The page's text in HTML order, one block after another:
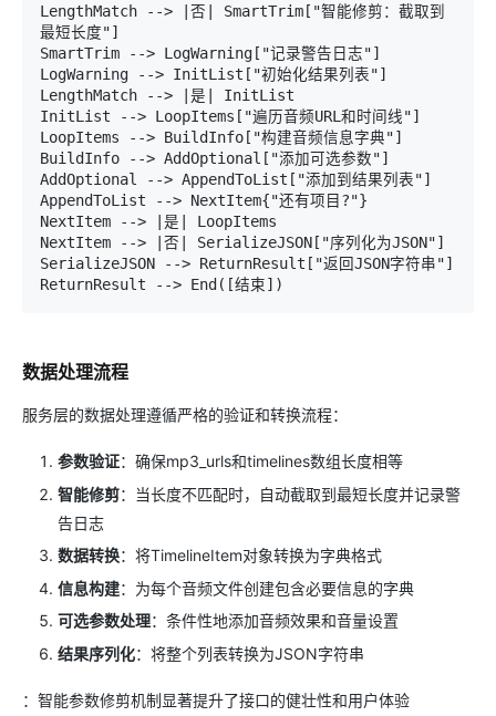
LengthMatch --> |否| SmartTrim["智能修剪：截取到
最短长度"]
SmartTrim --> LogWarning["记录警告日志"]
LogWarning --> InitList["初始化结果列表"]
LengthMatch --> |是| InitList
InitList --> LoopItems["遍历音频URL和时间线"]
LoopItems --> BuildInfo["构建音频信息字典"]
BuildInfo --> AddOptional["添加可选参数"]
AddOptional --> AppendToList["添加到结果列表"]
AppendToList --> NextItem{"还有项目?"}
NextItem --> |是| LoopItems
NextItem --> |否| SerializeJSON["序列化为JSON"]
SerializeJSON --> ReturnResult["返回JSON字符串"]
数据处理流程
服务层的数据处理遵循严格的验证和转换流程：
参数验证：确保mp3_urls和timelines数组长度相等
智能修剪：当长度不匹配时，自动截取到最短长度并记录警
告日志
数据转换：将TimelineItem对象转换为字典格式
信息构建：为每个音频文件创建包含必要信息的字典
可选参数处理：条件性地添加音频效果和音量设置
结果序列化：将整个列表转换为JSON字符串
：智能参数修剪机制显著提升了接口的健壮性和用户体验